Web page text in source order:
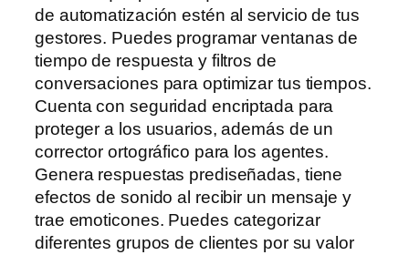
de automatización estén al servicio de tus
gestores. Puedes programar ventanas de
tiempo de respuesta y filtros de
conversaciones para optimizar tus tiempos.
Cuenta con seguridad encriptada para
proteger a los usuarios, además de un
corrector ortográfico para los agentes.
Genera respuestas prediseñadas, tiene
efectos de sonido al recibir un mensaje y
trae emoticones. Puedes categorizar
diferentes grupos de clientes por su valor